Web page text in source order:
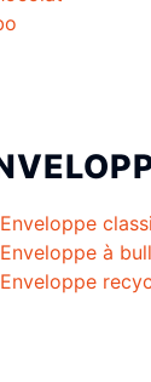
Enveloppe
Enveloppe à
Enveloppe